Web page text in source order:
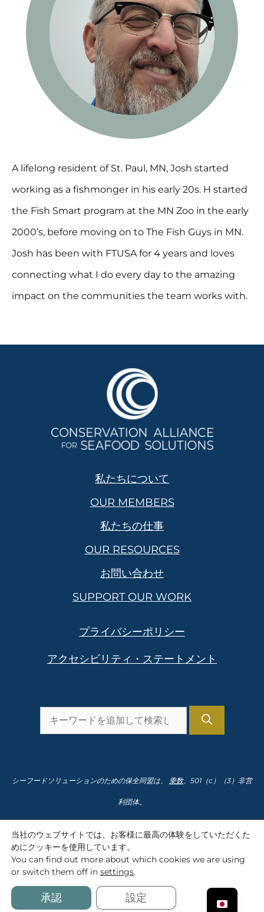
A lifelong resident of St. Paul, MN, Josh started
working as a fishmonger in his early 20s. H started
the Fish Smart program at the MN Zoo in the early
2000’s, before moving on to The Fish Guys in MN.
Josh has been with FTUSA for 4 years and loves
connecting what I do every day to the amazing
impact on the communities the team works with.
私たちについて
OUR MEMBERS
私たちの仕事
OUR RESOURCES
お問い合わせ
SUPPORT OUR WORK
プライバシーポリシー
アクセシビリティ・ステートメント
検
し
す。
シーフードソリューションのための保全同盟は、 乗数、501（c）（3）非営
利団体。
納税者番号91-2166435
SolutionsforSeafood.org © 2008-2026 Conservation Alliance for
Seafood Solutions
当社のウェブサイトでは、お客様に最高の体験をしていただくた
めにクッキーを使用しています。
You can find out more about which cookies we are using
or switch them off in settings.
承認 設定